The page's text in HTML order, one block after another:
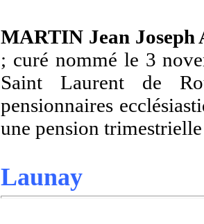
MARTIN Jean Joseph
; curé nommé le 3
Saint Laurent de
pensionnaires
une pension
Launay